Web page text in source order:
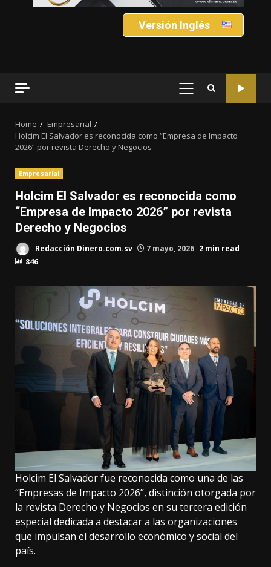
Versión Inglés
PRIMARY
Home
Empresarial
Holcim El Salvador es reconocida como “Empresa de Impacto
2026” por revista Derecho y Negocios
Empresarial
Holcim El Salvador es reconocida como
“Empresa de Impacto 2026” por revista
Derecho y Negocios
Redacción Dinero.com.sv 7 mayo, 2026 2 min read
846
Holcim El Salvador fue reconocida como una de las
“Empresas de Impacto 2026”, distinción otorgada por
la revista Derecho y Negocios en su tercera edición
especial dedicada a destacar a las organizaciones
que impulsan el desarrollo económico y social del
país.